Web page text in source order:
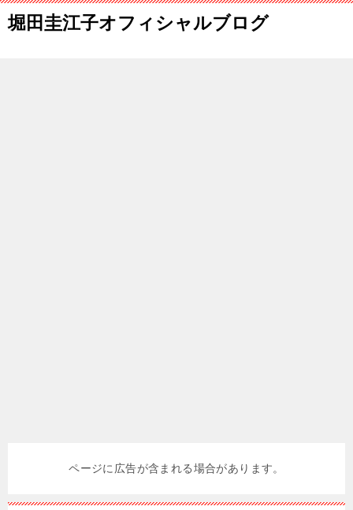
堀田圭江子オフィシャルブログ
ページに広告が含まれる場合があります。